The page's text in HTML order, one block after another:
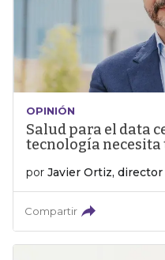
OPINIÓN
Salud para el data
tecnología
por Javier Ortiz,
Compartir